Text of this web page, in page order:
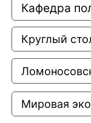
Кафедра
Круглый
Мировая